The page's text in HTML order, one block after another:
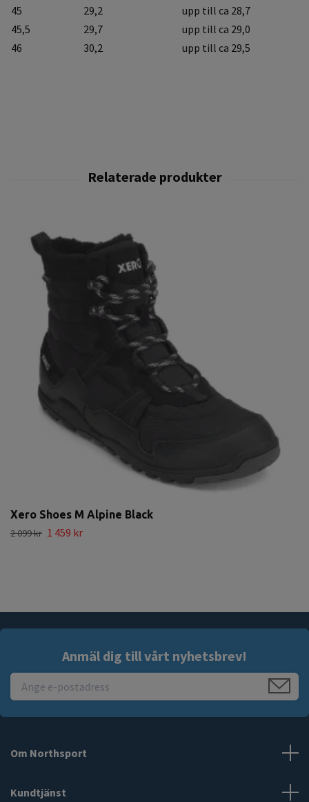
45
29,2
upp till ca 28,7
45,5
29,7
upp till ca 29,0
46
30,2 upp till ca 29,5
Xero Shoes M Alpine Black
2 099 kr 1 459 kr
Anmäl dig till vårt nyhetsbrev!
Om Northsport
Kundtjänst